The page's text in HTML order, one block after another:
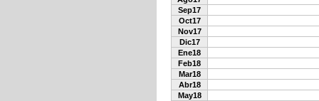
Sep17
Oct17
Nov17
Dic17
Ene18
Feb18
Mar18
Abr18
May18